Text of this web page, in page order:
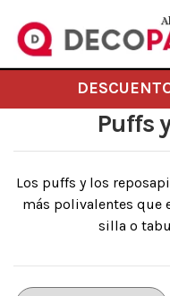
Puffs
Los puffs y los
más polivalentes que
silla o